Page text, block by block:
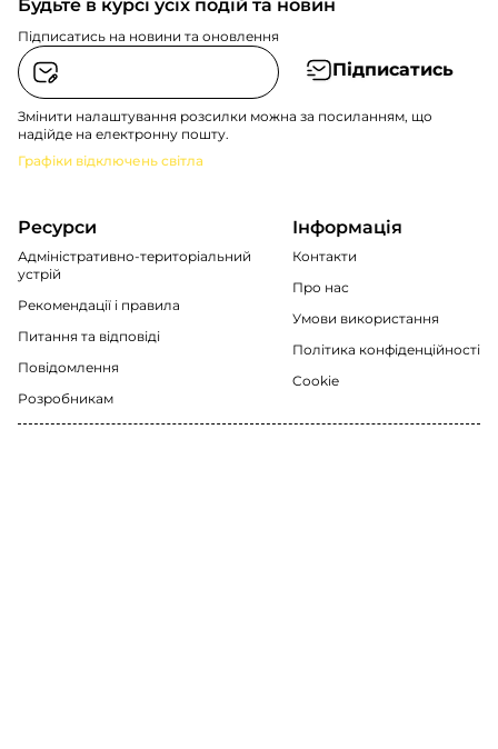
Будьте в курсі усіх подій та новин
Підписатись на новини та оновлення
Підписатись
Змінити налаштування розсилки можна за посиланням, що
надійде на електронну пошту.
Графіки відключень світла
Ресурси
Адміністративно-територіальний
устрій
Рекомендації i правила
Питання та відповіді
Повідомлення
Розробникам
Інформація
Контакти
Про нас
Умови використання
Політика конфіденційності
Cookie